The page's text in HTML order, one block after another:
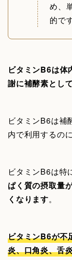
め、
的です
ビタミンB6は体
謝に補酵素とし
ビタミンB6は補
内で利用するの
ビタミンB6は特
ぱく質の摂取量
くなります。
ビタミンB6が不
炎、口角炎、舌